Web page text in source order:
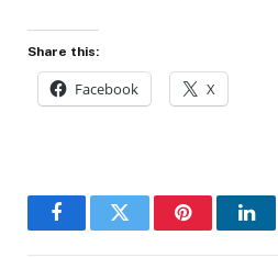
Share this:
Facebook X
FacebookTwitter Pinterest